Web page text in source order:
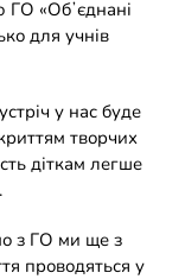
ГО «Обʼєднані
для учнів
у нас буде
творчих
діткам легше
з ГО ми ще з
проводяться у